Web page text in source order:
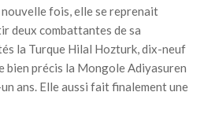
fois, elle se reprenait
deux combattantes de sa
la Turque Hilal Hozturk, dix-neuf
bien précis la Mongole Adiyasuren
ans. Elle aussi fait finalement une